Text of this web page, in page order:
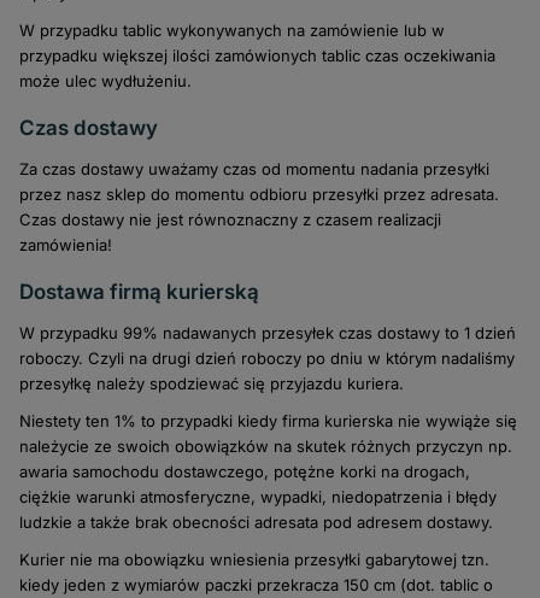
W przypadku tablic wykonywanych na zamówienie lub w
przypadku większej ilości zamówionych tablic czas oczekiwania
może ulec wydłużeniu.
Czas dostawy
Za czas dostawy uważamy czas od momentu nadania przesyłki
przez nasz sklep do momentu odbioru przesyłki przez adresata.
Czas dostawy nie jest równoznaczny z czasem realizacji
zamówienia!
Dostawa firmą kurierską
W przypadku 99% nadawanych przesyłek czas dostawy to 1 dzień
roboczy. Czyli na drugi dzień roboczy po dniu w którym nadaliśmy
przesyłkę należy spodziewać się przyjazdu kuriera.
Niestety ten 1% to przypadki kiedy firma kurierska nie wywiąże się
należycie ze swoich obowiązków na skutek różnych przyczyn np.
awaria samochodu dostawczego, potężne korki na drogach,
ciężkie warunki atmosferyczne, wypadki, niedopatrzenia i błędy
ludzkie a także brak obecności adresata pod adresem dostawy.
Kurier nie ma obowiązku wniesienia przesyłki gabarytowej tzn.
kiedy jeden z wymiarów paczki przekracza 150 cm (dot. tablic o